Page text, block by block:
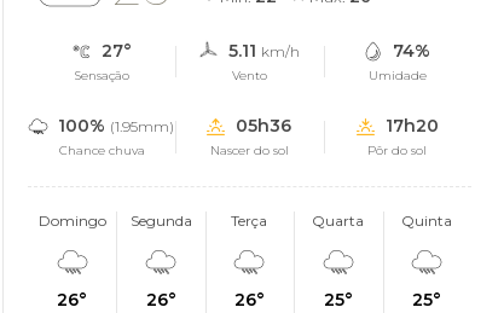
27°
Sensação
5.11 km/h
Vento
74%
Umidade
100% (1.95mm)
Chance chuva
05h36
Nascer do sol
17h20
Pôr do sol
Domingo
26°
Segunda
26°
Terça
26°
Quarta
25°
Quinta
25°